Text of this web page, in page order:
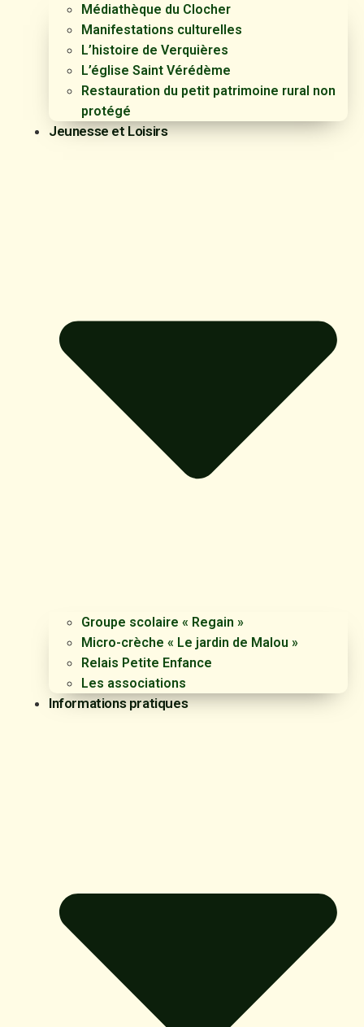
Médiathèque du Clocher
Manifestations culturelles
L’histoire de Verquières
L’église Saint Vérédème
Restauration du petit patrimoine rural non
protégé
Jeunesse et Loisirs
Groupe scolaire « Regain »
Micro-crèche « Le jardin de Malou »
Relais Petite Enfance
Les associations
Informations pratiques